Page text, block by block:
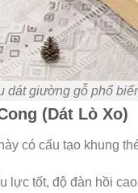
dát giường gỗ phổ
(Dát Lò Xo)
có cấu tạo khung
lực tốt, độ đàn hồi